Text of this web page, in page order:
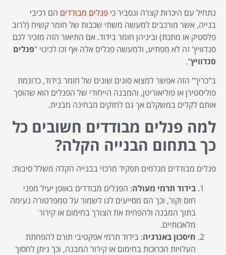
נתחיל עם היכרות קצרה ונסביר כי פנלים מבודדים הם רכיבי
בנייה, אשר מורכבים למעשה משתי שכבות של חומר קשיח (לרוב
פלסטיק או מתכת) וביניהן חומר בידוד. אם התיאור הזה מזכיר לכם
סנדוויץ' זה לא מפתיע, ולמעשה פנלים אלה אף זכו לכינוי "פנלים
סנדוויץ".
ב"כריך" הזה אפשר למצוא סוגים שונים של חומר בידוד, כדוגמת
פוליסטירן או פוליאוריטן, והמבנה הייחודי של הפנלים הוא שהופך
אותם לקלים במשקלם אך גם לחזקים מבחינה מבנית.
למה פנלים מבודדים חשובים כל
כך בתחום הבנייה הקלה?
פנלים מבודדים מגלמים תפקיד מרכזי בבנייה הקלה משלל סיבות:
בידוד תרמי מעולה: הפנלים מבודדים באופן יעיל מפני
חום וקור, וכך הם מסייעים לנו לשמור על טמפרטורה נעימה
בתוך המבנה ולהפחית את הצורך בחימום או קירור
מלאכותיים.
חיסכון באנרגיה: בידוד תרמי אפקטיבי תורם להפחתת
העלויות הכרוכות בחימום או קירור המבנה, וכך ניתן לחסוך